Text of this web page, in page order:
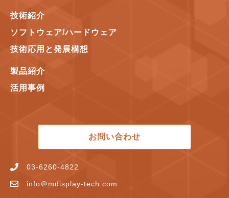
技術紹介
ソフトウェア/ハードウェア
技術応用と発展構想
製品紹介
活用事例
お問い合わせ
03-6260-4822
info＠mdisplay-tech.com